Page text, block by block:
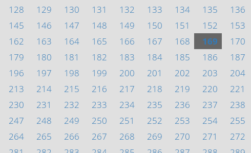
128 129 130 131 132 133 134 135 136
145 146 147 148 149 150 151 152 153
162 163 164 165 166 167 168 169 170
179 180 181 182 183 184 185 186 187
196 197 198 199 200 201 202 203 204
213 214 215 216 217 218 219 220 221
230 231 232 233 234 235 236 237 238
247 248 249 250 251 252 253 254 255
264 265 266 267 268 269 270 271 272